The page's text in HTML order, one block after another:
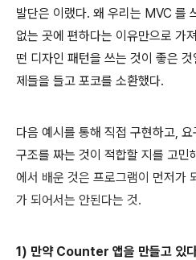
발단은 이랬다. 왜 우리는 MVC 를
없는 곳에 편하다는 이유만으로 가
떤 디자인 패턴을 쓰는 것이 좋은
제들을 들고 포코를 소환했다.
다음 예시를 통해 직접 구현하고,
구조를 짜는 것이 적합할 지를 고민
에서 배운 것은 프로그램이 먼저가
가 되어서는 안된다는 것.
1) 만약 Counter 앱을 만들고 있